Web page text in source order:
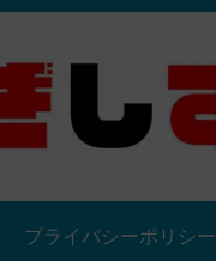
プライバシーポリシー